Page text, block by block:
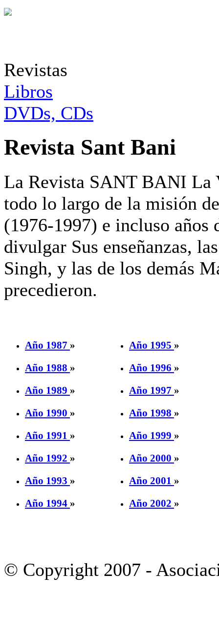
Revistas
Libros
DVDs, CDs
Revista Sant Bani
La Revista SANT BANI La
todo lo largo de la misión
(1976-1997) e incluso años
divulgar Sus enseñanzas,
Singh, y las de los demás
precedieron.
Año 1987 »
Año 1988 »
Año 1989 »
Año 1990 »
Año 1991 »
Año 1992 »
Año 1993 »
Año 1994 »
Año 1995 »
Año 1996 »
Año 1997 »
Año 1998 »
Año 1999 »
Año 2000 »
Año 2001 »
Año 2002 »
© Copyright 2007 -